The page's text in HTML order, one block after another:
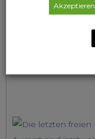
Akzeptieren